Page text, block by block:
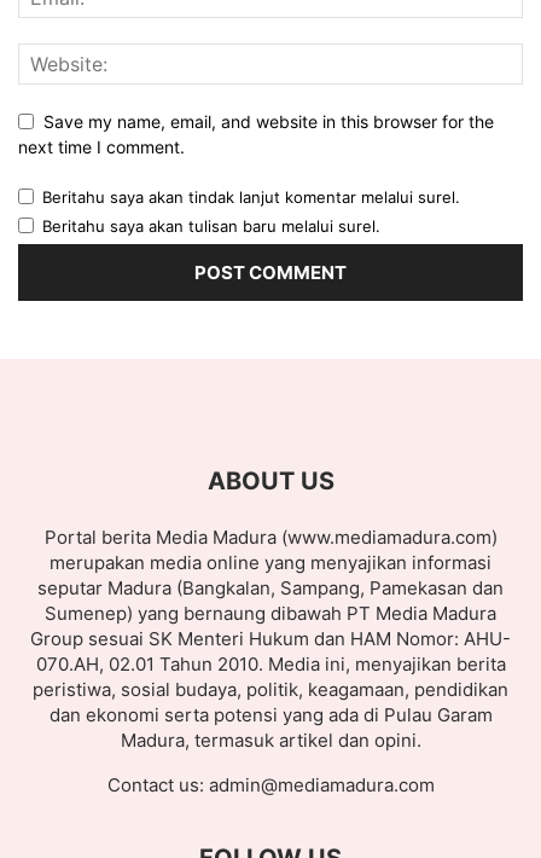
Save my name, email, and website in this browser for the
next time I comment.
Beritahu saya akan tindak lanjut komentar melalui surel.
Beritahu saya akan tulisan baru melalui surel.
ABOUT US
Portal berita Media Madura (www.mediamadura.com)
merupakan media online yang menyajikan informasi
seputar Madura (Bangkalan, Sampang, Pamekasan dan
Sumenep) yang bernaung dibawah PT Media Madura
Group sesuai SK Menteri Hukum dan HAM Nomor: AHU-
070.AH, 02.01 Tahun 2010. Media ini, menyajikan berita
peristiwa, sosial budaya, politik, keagamaan, pendidikan
dan ekonomi serta potensi yang ada di Pulau Garam
Madura, termasuk artikel dan opini.
Contact us: admin@mediamadura.com